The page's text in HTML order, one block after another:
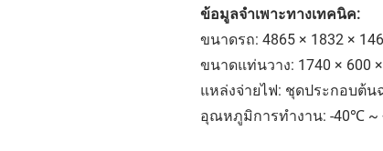
ข้อมูลจำเพาะทางเทคนิค:
ขนาดรถ: 4865 × 1832 ×
ขนาดแท่นวาง: 1740 × 600
แหล่งจ่ายไฟ: ชุดประกอบต้น
อุณหภูมิการทำงาน: -40℃ ~